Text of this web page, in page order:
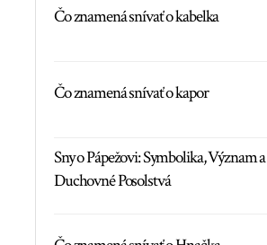
Čo znamená snívať o kabelka
Čo znamená snívať o kapor
Sny o Pápežovi: Symbolika, Význam a
Duchovné Posolstvá